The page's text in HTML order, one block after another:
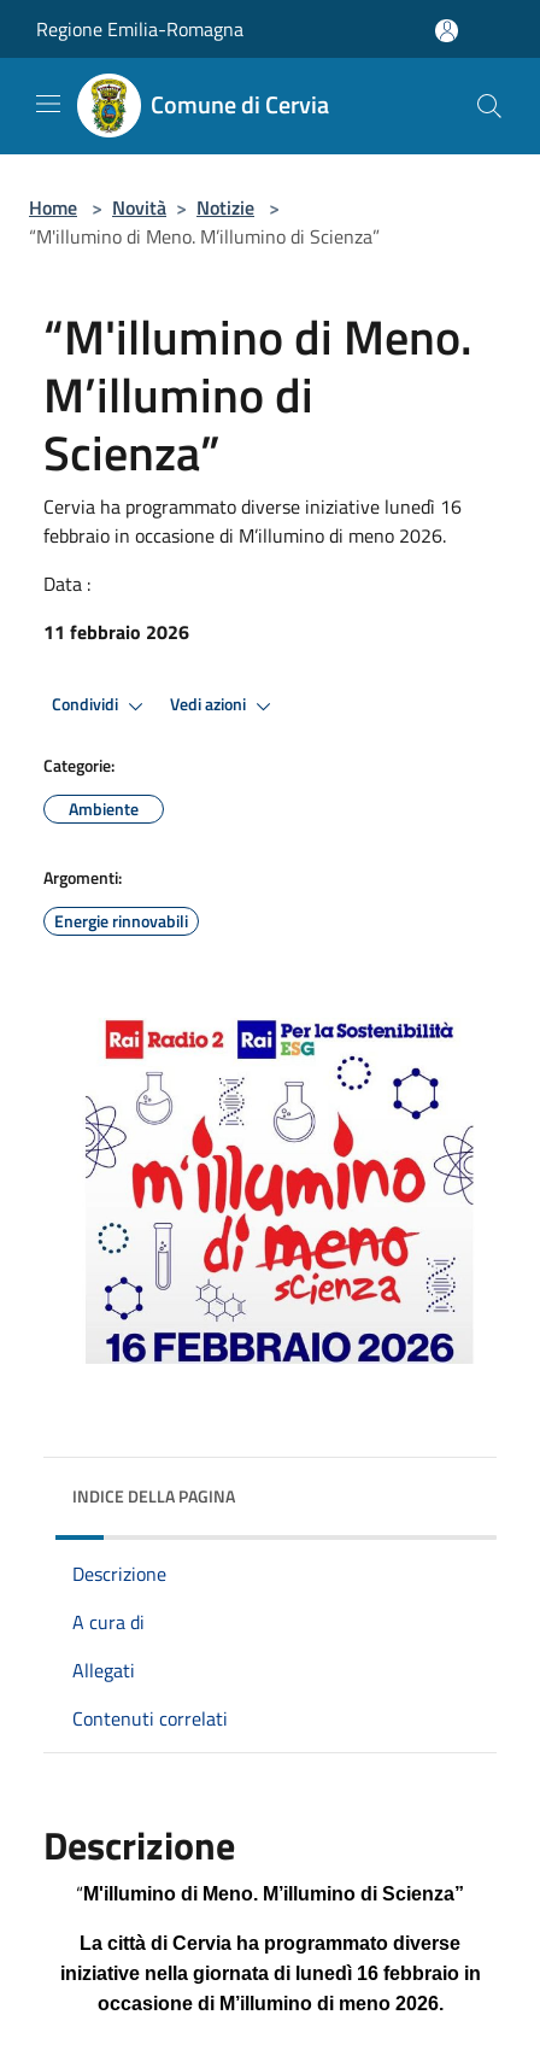
Regione Emilia-Romagna
Comune di Cervia
Home > Novità > Notizie >
“M'illumino di Meno. M’illumino di Scienza”
“M'illumino di Meno.
M’illumino di
Scienza”
Cervia ha programmato diverse iniziative lunedì 16
febbraio in occasione di M’illumino di meno 2026.
Data :
11 febbraio 2026
Condividi Vedi azioni
Categorie:
Ambiente
Argomenti:
Energie rinnovabili
INDICE DELLA PAGINA
Descrizione
A cura di
Allegati
Contenuti correlati
Descrizione
“ M'illumino di Meno. M’illumino di Scienza”
La città di Cervia ha programmato diverse
iniziative nella giornata di lunedì 16 febbraio in
occasione di M’illumino di meno2026.